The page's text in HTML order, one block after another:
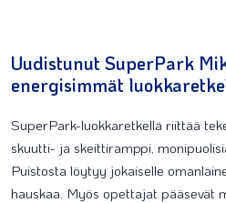
Uudistunut SuperPark
energisimmät
SuperPark-luokkaretkellä riittää
skuutti- ja skeittiramppi,
Puistosta löytyy jokaiselle
hauskaa. Myös opettajat pääsevät